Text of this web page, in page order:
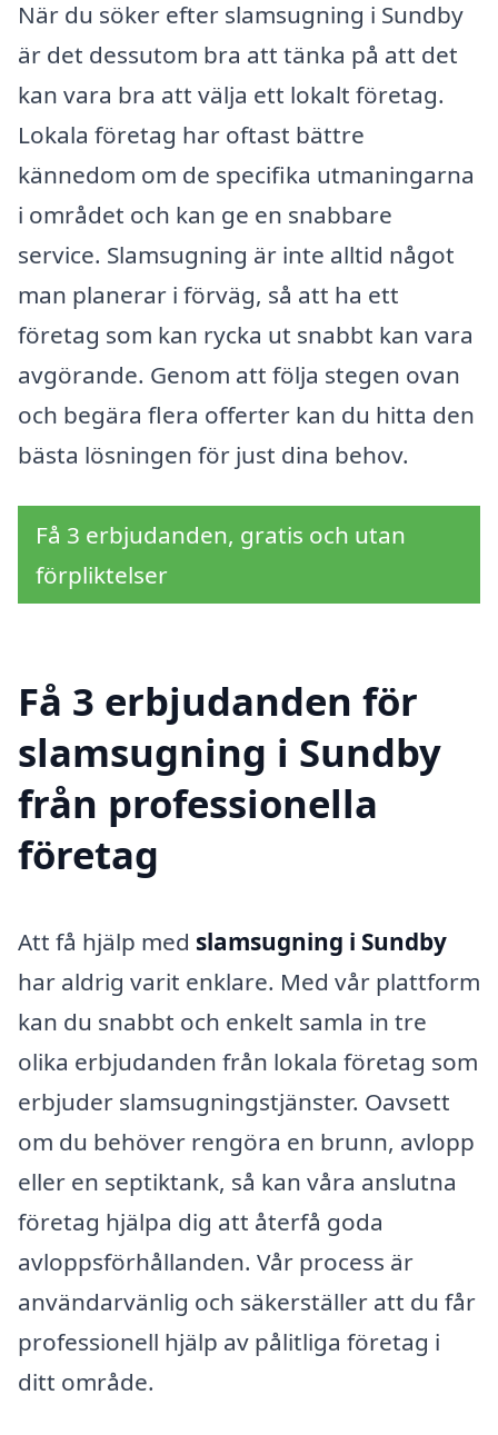
När du söker efter slamsugning i Sundby
är det dessutom bra att tänka på att det
kan vara bra att välja ett lokalt företag.
Lokala företag har oftast bättre
kännedom om de specifika utmaningarna
i området och kan ge en snabbare
service. Slamsugning är inte alltid något
man planerar i förväg, så att ha ett
företag som kan rycka ut snabbt kan vara
avgörande. Genom att följa stegen ovan
och begära flera offerter kan du hitta den
bästa lösningen för just dina behov.
Få 3 erbjudanden, gratis och utan
förpliktelser
Få 3 erbjudanden för
slamsugning i Sundby
från professionella
företag
Att få hjälp med slamsugning i Sundby
har aldrig varit enklare. Med vår plattform
kan du snabbt och enkelt samla in tre
olika erbjudanden från lokala företag som
erbjuder slamsugningstjänster. Oavsett
om du behöver rengöra en brunn, avlopp
eller en septiktank, så kan våra anslutna
företag hjälpa dig att återfå goda
avloppsförhållanden. Vår process är
användarvänlig och säkerställer att du får
professionell hjälp av pålitliga företag i
ditt område.